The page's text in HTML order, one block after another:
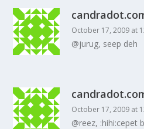
October 17, 2009 at
@jurug, seep deh
October 17, 2009 at
@reez, :hihi:cepet